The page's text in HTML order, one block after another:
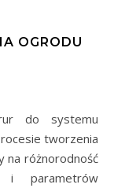
OGRODU
tworzenia
na różnorodność
i parametrów